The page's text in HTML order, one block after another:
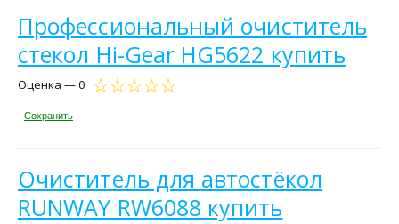
Профессиональный очиститель
стекол Hi-Gear HG5622 купить
Оценка — 0
Сохранить
Очиститель для автостёкол
RUNWAY RW6088 купить